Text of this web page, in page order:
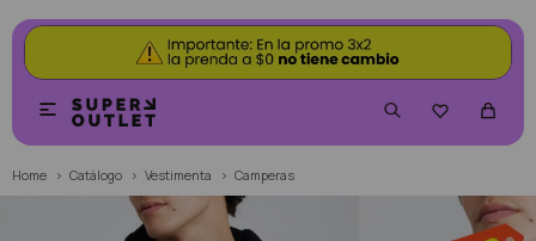


Home Catálogo Vestimenta Camperas